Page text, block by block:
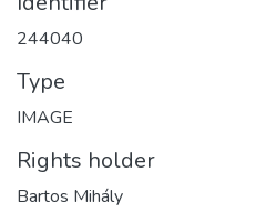
244040
Type
IMAGE
Rights holder
Bartos Mihály